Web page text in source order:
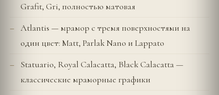
Grafit, Gri, полностью матовая
Atlantis — мрамор с тремя поверхностями на
один цвет: Matt, Parlak Nano и Lappato
Statuario, Royal Calacatta, Black Calacatta —
классические мраморные графики